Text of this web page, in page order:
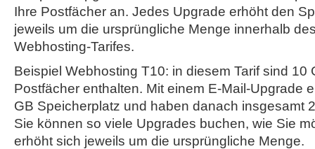
Ihre Postfächer an. Jedes Upgrade erhöht den
jeweils um die ursprüngliche Menge innerhalb
Webhosting-Tarifes.
Beispiel Webhosting T10: in diesem Tarif sind 10
Postfächer enthalten. Mit einem E-Mail-Upgrade
GB Speicherplatz und haben danach insgesamt
Sie können so viele Upgrades buchen, wie Sie
erhöht sich jeweils um die ursprüngliche Menge.